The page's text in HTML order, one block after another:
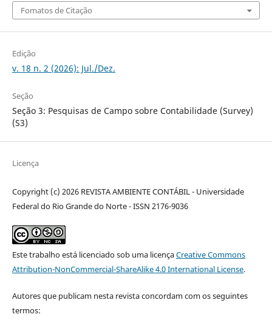
Fomatos de Citação
Edição
v. 18 n. 2 (2026): Jul./Dez.
Seção
Seção 3: Pesquisas de Campo sobre Contabilidade (Survey)
(S3)
Licença
Copyright (c) 2026 REVISTA AMBIENTE CONTÁBIL - Universidade
Federal do Rio Grande do Norte - ISSN 2176-9036
Este trabalho está licenciado sob uma licençaCreative Commons
Attribution-NonCommercial-ShareAlike 4.0 International License.
Autores que publicam nesta revista concordam com os seguintes
termos: